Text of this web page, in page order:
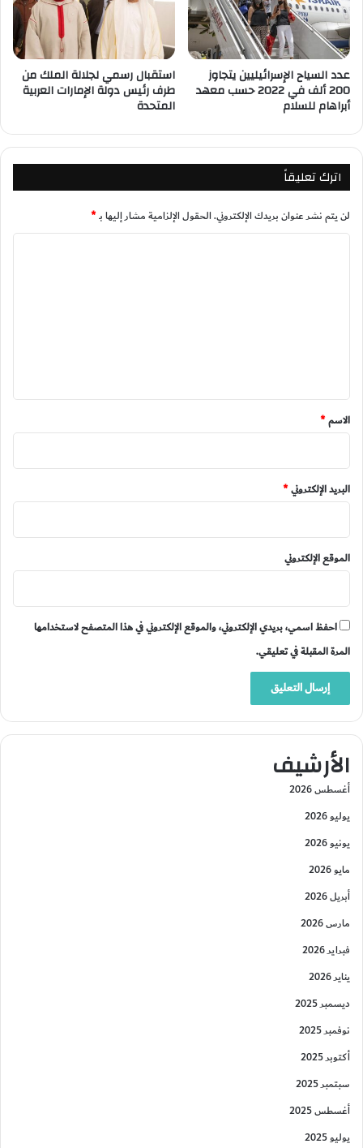
عدد السياح الإسرائيليين يتجاوز
200 ألف في 2022 حسب معهد
أبراهام للسلام
استقبال رسمي لجلالة الملك من
طرف رئيس دولة الإمارات العربية
المتحدة
اترك تعليقاً
لن يتم نشر عنوان بريدك الإلكتروني.الحقول الإلزامية مشار إليها بـ*
*
الاسم*
البريد الإلكتروني*
الموقع الإلكتروني
احفظ اسمي، بريدي الإلكتروني، والموقع الإلكتروني في هذا المتصفح لاستخدامها
المرة المقبلة في تعليقي.
الأرشيف
أغسطس 2026
يوليو 2026
يونيو 2026
مايو 2026
أبريل 2026
مارس 2026
فبراير 2026
يناير 2026
ديسمبر 2025
نوفمبر 2025
أكتوبر 2025
سبتمبر 2025
أغسطس 2025
يوليو 2025